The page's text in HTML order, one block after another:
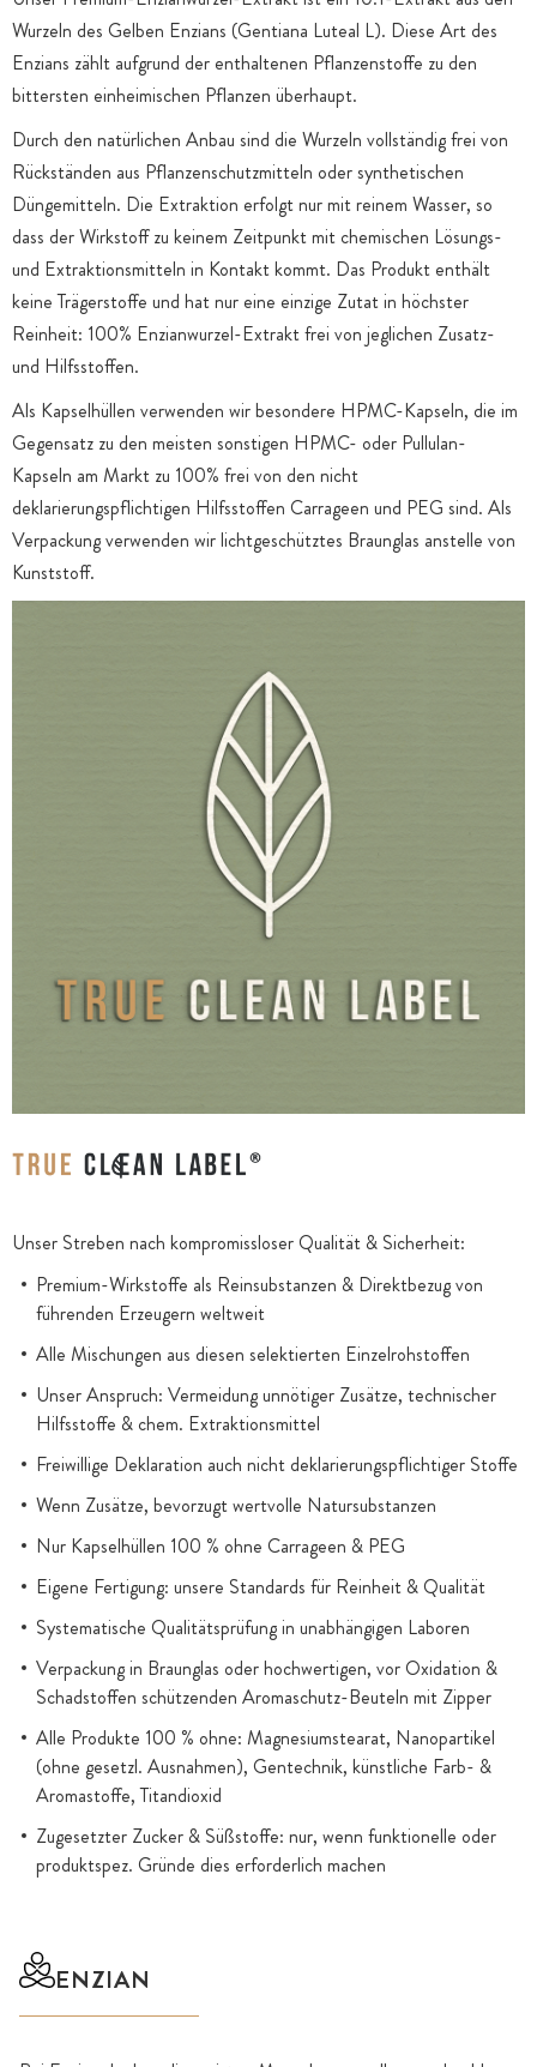
Wurzeln des Gelben Enzians (Gentiana Luteal L). Diese Art des
Enzians zählt aufgrund der enthaltenen Pflanzenstoffe zu den
bittersten einheimischen Pflanzen überhaupt.
Durch den natürlichen Anbau sind die Wurzeln vollständig frei von
Rückständen aus Pflanzenschutzmitteln oder synthetischen
Düngemitteln. Die Extraktion erfolgt nur mit reinem Wasser, so
dass der Wirkstoff zu keinem Zeitpunkt mit chemischen Lösungs-
und Extraktionsmitteln in Kontakt kommt. Das Produkt enthält
keine Trägerstoffe und hat nur eine einzige Zutat in höchster
Reinheit: 100% Enzianwurzel-Extrakt frei von jeglichen Zusatz-
und Hilfsstoffen.
Als Kapselhüllen verwenden wir besondere HPMC-Kapseln, die im
Gegensatz zu den meisten sonstigen HPMC- oder Pullulan-
Kapseln am Markt zu 100% frei von den nicht
deklarierungspflichtigen Hilfsstoffen Carrageen und PEG sind. Als
Verpackung verwenden wir lichtgeschütztes Braunglas anstelle von
Kunststoff.
Unser Streben nach kompromissloser Qualität & Sicherheit:
Premium-Wirkstoffe als Reinsubstanzen & Direktbezug von
führenden Erzeugern weltweit
Alle Mischungen aus diesen selektierten Einzelrohstoffen
Unser Anspruch: Vermeidung unnötiger Zusätze, technischer
Hilfsstoffe & chem. Extraktionsmittel
Freiwillige Deklaration auch nicht deklarierungspflichtiger Stoffe
Wenn Zusätze, bevorzugt wertvolle Natursubstanzen
Nur Kapselhüllen 100 % ohne Carrageen & PEG
Eigene Fertigung: unsere Standards für Reinheit & Qualität
Systematische Qualitätsprüfung in unabhängigen Laboren
Verpackung in Braunglas oder hochwertigen, vor Oxidation &
Schadstoffen schützenden Aromaschutz-Beuteln mit Zipper
Alle Produkte 100 % ohne: Magnesiumstearat, Nanopartikel
(ohne gesetzl. Ausnahmen), Gentechnik, künstliche Farb- &
Aromastoffe, Titandioxid
Zugesetzter Zucker & Süßstoffe: nur, wenn funktionelle oder
produktspez. Gründe dies erforderlich machen
ENZIAN